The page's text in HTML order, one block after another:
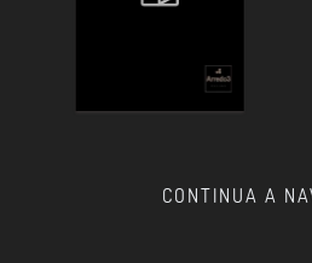
CONTINUA A